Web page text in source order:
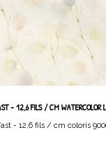
- 12,6 FILS / CM
- 12,6 fils / cm coloris